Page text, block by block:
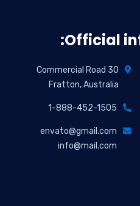
Official
30 Commercial Road
Fratton, Australia
1-888-452-1505
envato@gmail.com
info@mail.com